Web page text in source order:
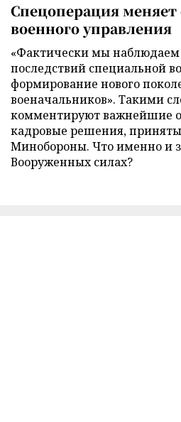
Спецоперация меняет
военного управления
«Фактически мы
последствий специальной
формирование нового
военачальников». Такими
комментируют важнейшие
кадровые решения,
Минобороны. Что именно и
Вооруженных силах?